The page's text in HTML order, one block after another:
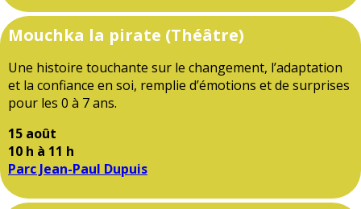
Mouchka la pirate (Théâtre)
Une histoire touchante sur le changement, l’adaptation
et la confiance en soi, remplie d’émotions et de surprises
pour les 0 à 7 ans.
15 août
10 h à 11 h
Parc Jean-Paul Dupuis